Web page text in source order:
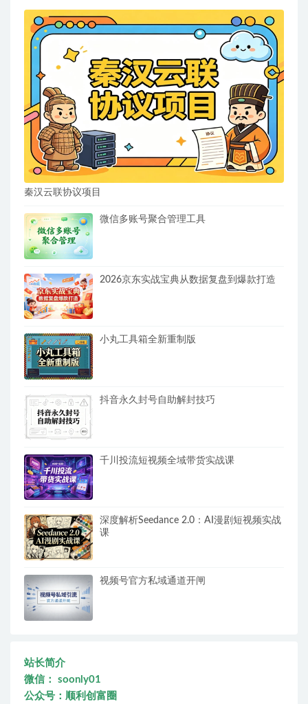
秦汉云联协议项目
微信多账号聚合管理工具
2026京东实战宝典从数据复盘到爆款打造
小丸工具箱全新重制版
抖音永久封号自助解封技巧
千川投流短视频全域带货实战课
深度解析Seedance 2.0：AI漫剧短视频实战
课
视频号官方私域通道开闸
站长简介
微信： soonly01
公众号：顺利创富圈